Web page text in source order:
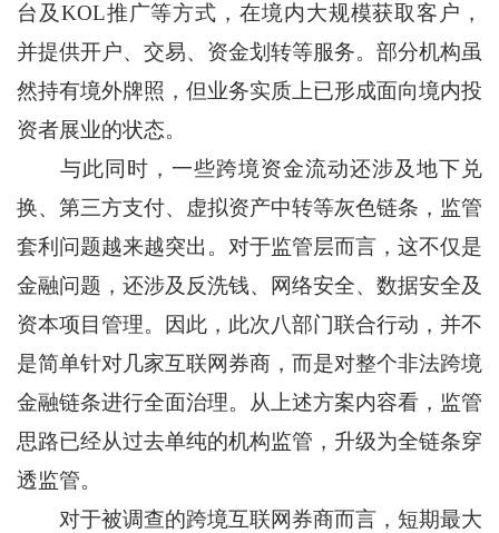
台及KOL推广等方式，在境内大规模获取客户，
并提供开户、交易、资金划转等服务。部分机构虽
然持有境外牌照，但业务实质上已形成面向境内投
资者展业的状态。
与此同时，一些跨境资金流动还涉及地下兑
换、第三方支付、虚拟资产中转等灰色链条，监管
套利问题越来越突出。对于监管层而言，这不仅是
金融问题，还涉及反洗钱、网络安全、数据安全及
资本项目管理。因此，此次八部门联合行动，并不
是简单针对几家互联网券商，而是对整个非法跨境
金融链条进行全面治理。从上述方案内容看，监管
思路已经从过去单纯的机构监管，升级为全链条穿
透监管。
对于被调查的跨境互联网券商而言，短期最大